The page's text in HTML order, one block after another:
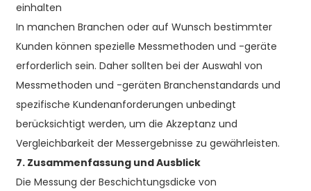
einhalten
In manchen Branchen oder auf Wunsch bestimmter
Kunden können spezielle Messmethoden und -geräte
erforderlich sein. Daher sollten bei der Auswahl von
Messmethoden und -geräten Branchenstandards und
spezifische Kundenanforderungen unbedingt
berücksichtigt werden, um die Akzeptanz und
Vergleichbarkeit der Messergebnisse zu gewährleisten.
7. Zusammenfassung und Ausblick
Die Messung der Beschichtungsdicke von